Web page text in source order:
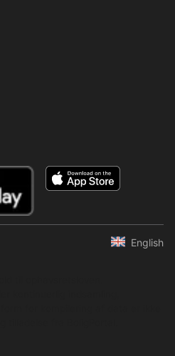
English